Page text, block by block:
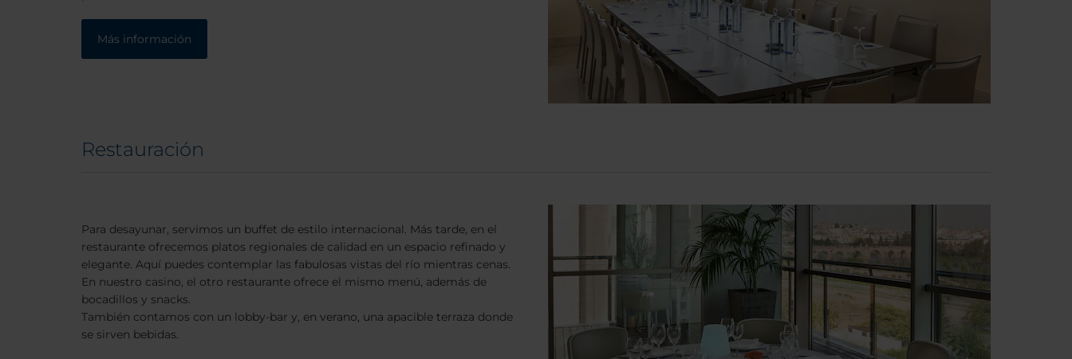
Más información
Restauración
Para desayunar, servimos un buffet de estilo internacional. Más tarde, en el
restaurante ofrecemos platos regionales de calidad en un espacio refinado y
elegante. Aquí puedes contemplar las fabulosas vistas del río mientras cenas.
En nuestro casino, el otro restaurante ofrece el mismo menú, además de
bocadillos y snacks.
También contamos con un lobby-bar y, en verano, una apacible terraza donde
se sirven bebidas.